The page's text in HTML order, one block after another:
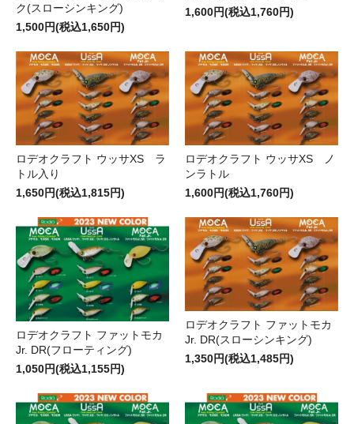
ク(スローシンキング)
1,500円(税込1,650円)
1,600円(税込1,760円)
ロデオクラフト ウッサXS ラ
トル入り
1,650円(税込1,815円)
ロデオクラフト ウッサXS ノ
ンラトル
1,600円(税込1,760円)
ロデオクラフト ファットモカ
Jr. DR(フローティング)
1,050円(税込1,155円)
ロデオクラフト ファットモカ
Jr. DR(スローシンキング)
1,350円(税込1,485円)